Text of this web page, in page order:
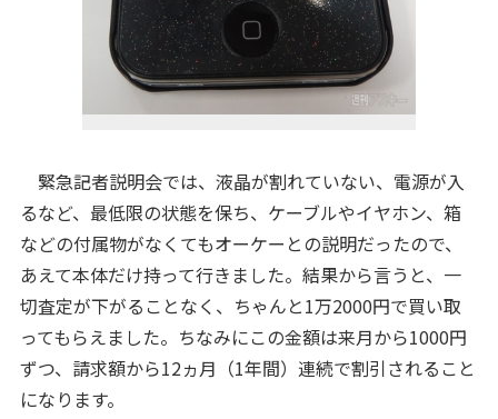
緊急記者説明会では、液晶が割れていない、電源が入
るなど、最低限の状態を保ち、ケーブルやイヤホン、箱
などの付属物がなくてもオーケーとの説明だったので、
あえて本体だけ持って行きました。結果から言うと、一
切査定が下がることなく、ちゃんと1万2000円で買い取
ってもらえました。ちなみにこの金額は来月から1000円
ずつ、請求額から12ヵ月（1年間）連続で割引されること
になります。